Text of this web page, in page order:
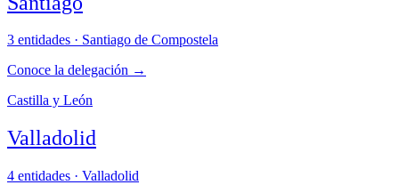
3 entidades · Santiago de Compostela
Conoce la delegación →
Castilla y León
Valladolid
4 entidades · Valladolid